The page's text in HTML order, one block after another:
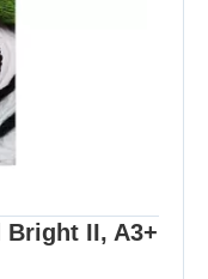
Bright II, A3+